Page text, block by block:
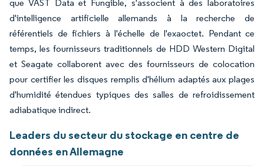
que VAST Data et Fungible, s'associent à des laboratoires
d'intelligence artificielle allemands à la recherche de
référentiels de fichiers à l'échelle de l'exaoctet. Pendant ce
temps, les fournisseurs traditionnels de HDD Western Digital
et Seagate collaborent avec des fournisseurs de colocation
pour certifier les disques remplis d'hélium adaptés aux plages
d'humidité étendues typiques des salles de refroidissement
adiabatique indirect.
Leaders du secteur du stockage en centre de
données en Allemagne